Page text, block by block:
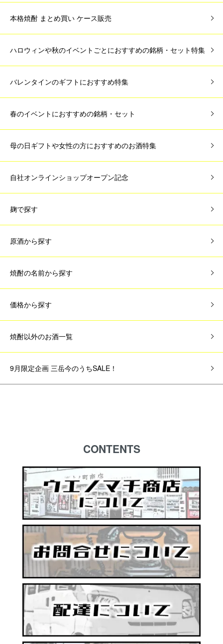
本格焼酎 まとめ買い ケース販売
ハロウィンや秋のイベントごとにおすすめの銘柄・セット特集
バレンタインのギフトにおすすめ特集
春のイベントにおすすめの銘柄・セット
母の日ギフトや女性の方におすすめのお酒特集
自社オンラインショップオープン記念
麹で探す
原酒から探す
焼酎の名前から探す
価格から探す
焼酎以外のお酒一覧
9月限定企画 三岳今のうちSALE！
CONTENTS